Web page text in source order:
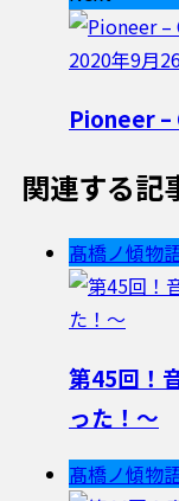
2020年9月
Pioneer –
関連する記
髙橋ノ傾物
第45回！
った！〜
髙橋ノ傾物